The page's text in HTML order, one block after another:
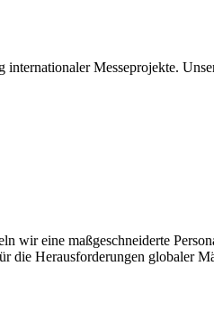
Messeprojekte.
wir eine maßgeschneiderte
die Herausforderungen globaler